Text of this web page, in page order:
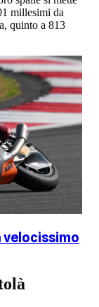
millesimi da
quinto a 813
velocissimo